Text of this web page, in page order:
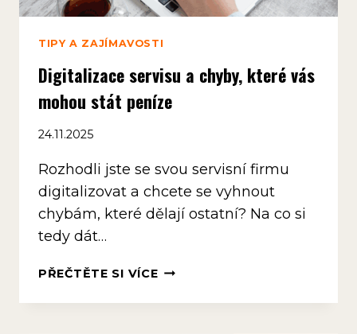
TIPY A ZAJÍMAVOSTI
Digitalizace servisu a chyby, které vás
mohou stát peníze
24.11.2025
Rozhodli jste se svou servisní firmu
digitalizovat a chcete se vyhnout
chybám, které dělají ostatní? Na co si
tedy dát…
PŘEČTĚTE SI VÍCEDIGITALIZACE
A